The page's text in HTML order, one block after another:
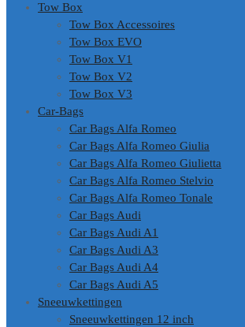
Tow Box
Tow Box Accessoires
Tow Box EVO
Tow Box V1
Tow Box V2
Tow Box V3
Car-Bags
Car Bags Alfa Romeo
Car Bags Alfa Romeo Giulia
Car Bags Alfa Romeo Giulietta
Car Bags Alfa Romeo Stelvio
Car Bags Alfa Romeo Tonale
Car Bags Audi
Car Bags Audi A1
Car Bags Audi A3
Car Bags Audi A4
Car Bags Audi A5
Sneeuwkettingen
Sneeuwkettingen 12 inch